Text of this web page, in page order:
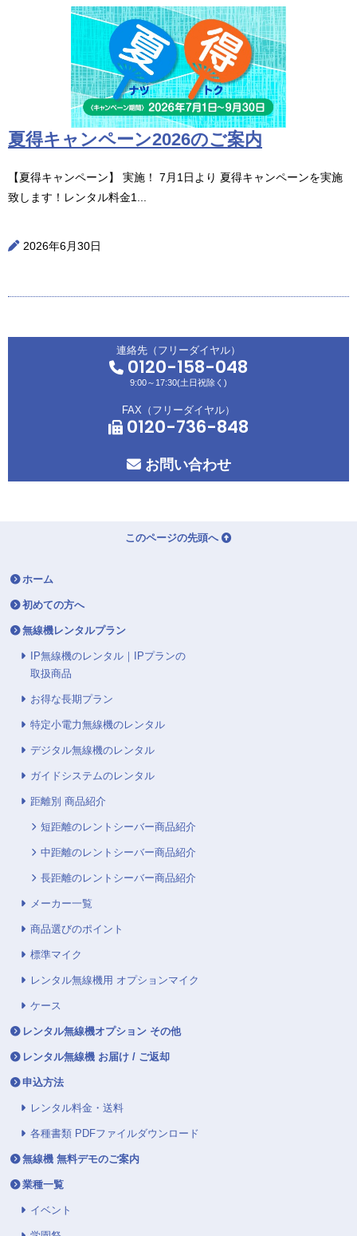
夏得キャンペーン2026のご案内
【夏得キャンペーン】 実施！ 7月1日より 夏得キャンペーンを実施
致します！レンタル料金1...
2026年6月30日
連絡先（フリーダイヤル）
0120-158-048
9:00～17:30(土日祝除く)
FAX（フリーダイヤル）
0120-736-848
お問い合わせ
このページの先頭へ
ホーム
初めての方へ
無線機レンタルプラン
IP無線機のレンタル｜IPプランの
取扱商品
お得な長期プラン
特定小電力無線機のレンタル
デジタル無線機のレンタル
ガイドシステムのレンタル
距離別 商品紹介
短距離のレントシーバー商品紹介
中距離のレントシーバー商品紹介
長距離のレントシーバー商品紹介
メーカー一覧
商品選びのポイント
標準マイク
レンタル無線機用 オプションマイク
ケース
レンタル無線機オプション その他
レンタル無線機 お届け / ご返却
申込方法
レンタル料金・送料
各種書類 PDFファイルダウンロード
無線機 無料デモのご案内
業種一覧
イベント